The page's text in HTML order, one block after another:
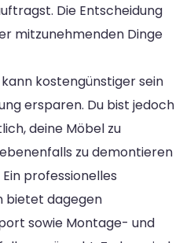
Die Entscheidung
mitzunehmenden Dinge
kann kostengünstiger sein
ersparen. Du bist jedoch
deine Möbel zu
zu demontieren
professionelles
bietet dagegen
sowie Montage- und